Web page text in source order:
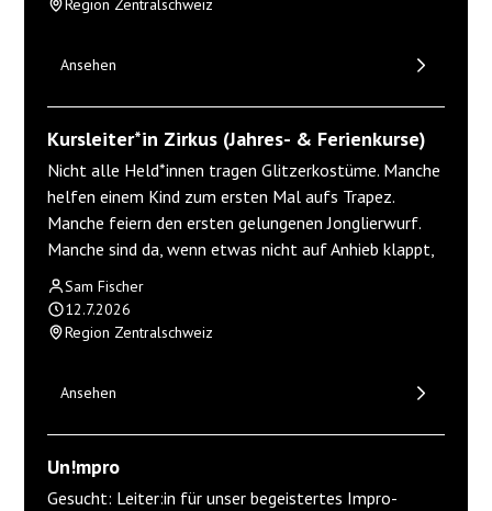
Region Zentralschweiz
Ansehen
Kursleiter*in Zirkus (Jahres- & Ferienkurse)
Nicht alle Held*innen tragen Glitzerkostüme. Manche
helfen einem Kind zum ersten Mal aufs Trapez.
Manche feiern den ersten gelungenen Jonglierwurf.
Manche sind da, wenn etwas nicht auf Anhieb klappt,
Sam Fischer
12.7.2026
Region Zentralschweiz
Ansehen
Un!mpro
Gesucht: Leiter:in für unser begeistertes Impro-